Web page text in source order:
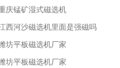
庆锰矿湿式磁选机
西河沙磁选机里面是强磁吗
坊平板磁选机厂家
坊平板磁选机厂家